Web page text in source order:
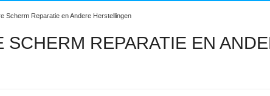
Scherm Reparatie en Andere Herstellingen
REPARATIE EN